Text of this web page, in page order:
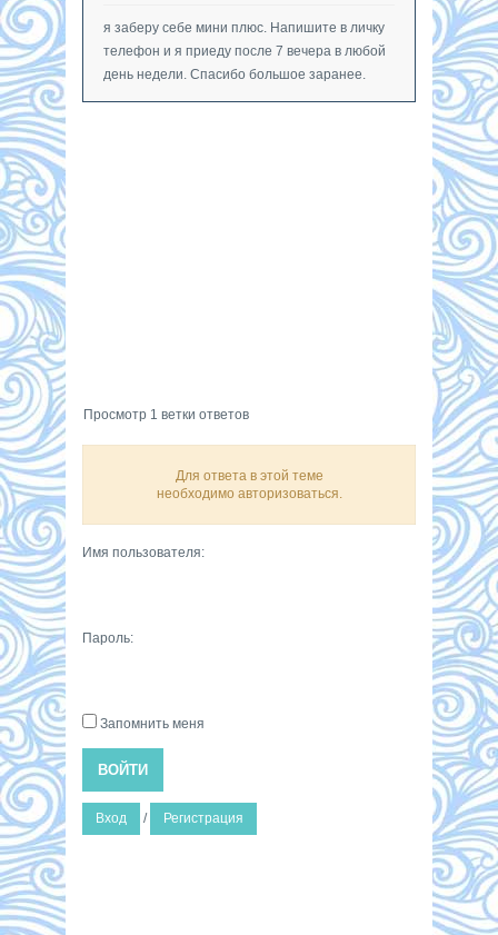
я заберу себе мини плюс. Напишите в личку
телефон и я приеду после 7 вечера в любой
день недели. Спасибо большое заранее.
Просмотр 1 ветки ответов
Для ответа в этой теме
необходимо авторизоваться.
Имя пользователя:
Пароль:
Запомнить меня
ВОЙТИ
Вход / Регистрация